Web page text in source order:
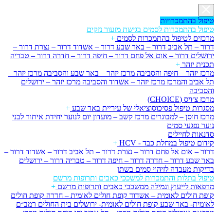
טיפול בהתמכרויות
טיפול בהתמכרות לסמים בגישת מזעור נזקים
מרכזים לטיפול בהתמכרות לסמים +
דרור – תל אביב דרור – באר שבע דרור – אשדוד דרור – נצרת דרור –
ירושלים דרור – אום אל פחם דרור – חיפה דרור – חדרה דרור – טבריה
תכנית יזהר +
מרכז יזהר – חיפה והסביבה מרכז יזהר – באר שבע והסביבה מרכז יזהר –
תל אביב והמרכז מרכז יזהר – אשדוד והסביבה מרכז יזהר – ירושלים
והסביבה
מרכז צ׳ויס (CHOICE)
מסגרות טיפול פסיכוסוציאלי של עיריית באר שבע +
מרכז חוסן – למבוגרים מרכז קשב – מועדון יום לנוער יחידת איתור לבני
נוער נפגעי סמים
סדנאות לחיילים
קידום טיפול במחלת כבד - HCV
+
דרור – אום אל פחם דרור – נצרת דרור – תל אביב דרור – אשדוד דרור –
באר שבע דרור – חדרה דרור – חיפה דרור – טבריה דרור – ירושלים
בדיקות מעבדה לזיהוי סמים בשתן
טיפול בתלות והתמכרות למשככי כאבים ותרופות מרשם
מרפאות לייעוץ וגמילה ממשככי כאבים ותרופות מרשם +
קופת חולים לאומית – אשדוד קופת חולים לאומית – חדרה קופת חולים
לאומית- באר שבע קופת חולים לאומית- ירושלים בית החולים רמב״ם